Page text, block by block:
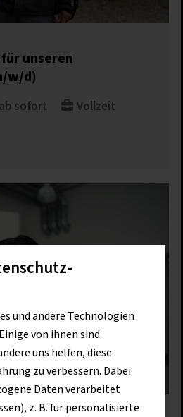
unseren
w/d)
ab sofort
Vollzeit
und andere Technologien
von ihnen sind
uns helfen, diese
zu verbessern. Dabei
Daten verarbeitet
z. B. für personalisierte